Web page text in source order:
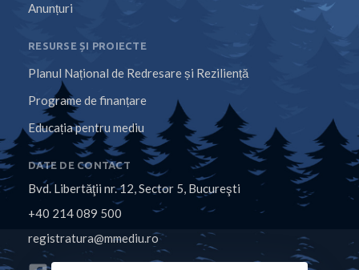
Anunțuri
RESURSE ȘI PROIECTE
Planul Național de Redresare și Reziliență
Programe de finanțare
Educația pentru mediu
DATE DE CONTACT
Bvd. Libertăţii nr. 12, Sector 5, Bucureşti
+40 214 089 500
registratura@mmediu.ro